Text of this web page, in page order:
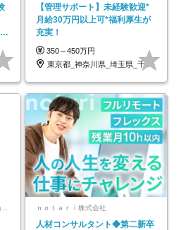
【管理サポート】未経験歓迎*
月給30万円以上可*福利厚生が
充実！
350～450万円
東京都_神奈川県_埼玉県_千葉県_大阪府…
ｎｏｔａｒｉ株式会社
人材コンサルタント◆第二新卒